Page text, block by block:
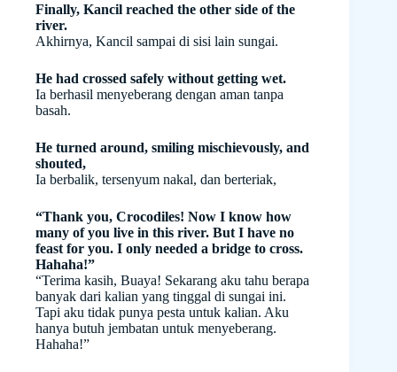
Finally, Kancil reached the other side of the
river.
Akhirnya, Kancil sampai di sisi lain sungai.
He had crossed safely without getting wet.
Ia berhasil menyeberang dengan aman tanpa
basah.
He turned around, smiling mischievously, and
shouted,
Ia berbalik, tersenyum nakal, dan berteriak,
“Thank you, Crocodiles! Now I know how
many of you live in this river. But I have no
feast for you. I only needed a bridge to cross.
Hahaha!”
“Terima kasih, Buaya! Sekarang aku tahu berapa
banyak dari kalian yang tinggal di sungai ini.
Tapi aku tidak punya pesta untuk kalian. Aku
hanya butuh jembatan untuk menyeberang.
Hahaha!”